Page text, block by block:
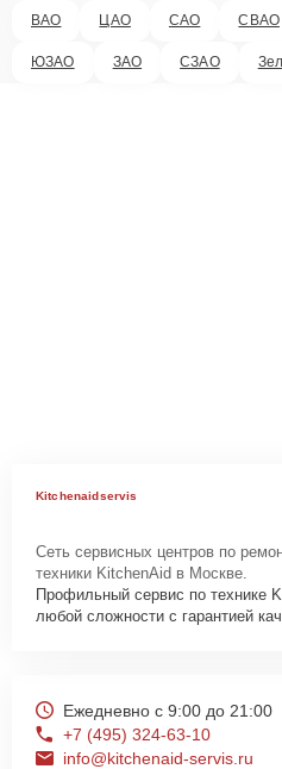
ВАО ЦАО САО СВАО
ЮЗАО ЗАО СЗАО
Kitchenaidservis
Сеть сервисных центров по
техники KitchenAid в Москве.
Профильный сервис по технике
любой сложности с гарантией
Ежедневно с 9:00 до 21:00
+7 (495) 324-63-10
info@kitchenaid-servis.ru